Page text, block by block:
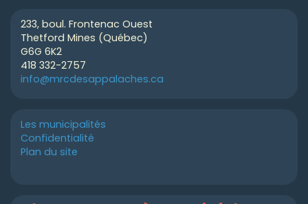
233, boul. Frontenac Ouest
Thetford Mines (Québec)
G6G 6K2
418 332-2757
info@mrcdesappalaches.ca
Les municipalités
Confidentialité
Plan du site